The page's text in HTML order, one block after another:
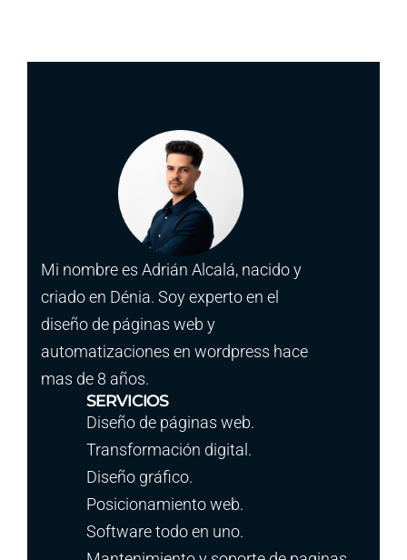
Mi nombre es Adrián Alcalá, nacido y
criado en Dénia. Soy experto en el
diseño de páginas web y
automatizaciones en wordpress hace
mas de 8 años.
SERVICIOS
Diseño de páginas web.
Transformación digital.
Diseño gráfico.
Posicionamiento web.
Software todo en uno.